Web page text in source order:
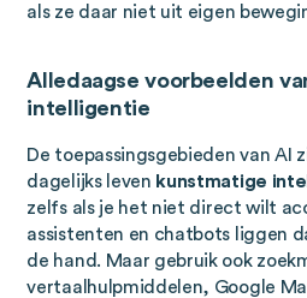
als ze daar niet uit eigen
Alledaagse voorbeelden
intelligentie
De toepassingsgebieden van AI
dagelijks leven kunstmatige
zelfs als je het niet direct wilt
assistenten en chatbots liggen
de hand. Maar gebruik ook
vertaalhulpmiddelen, Google